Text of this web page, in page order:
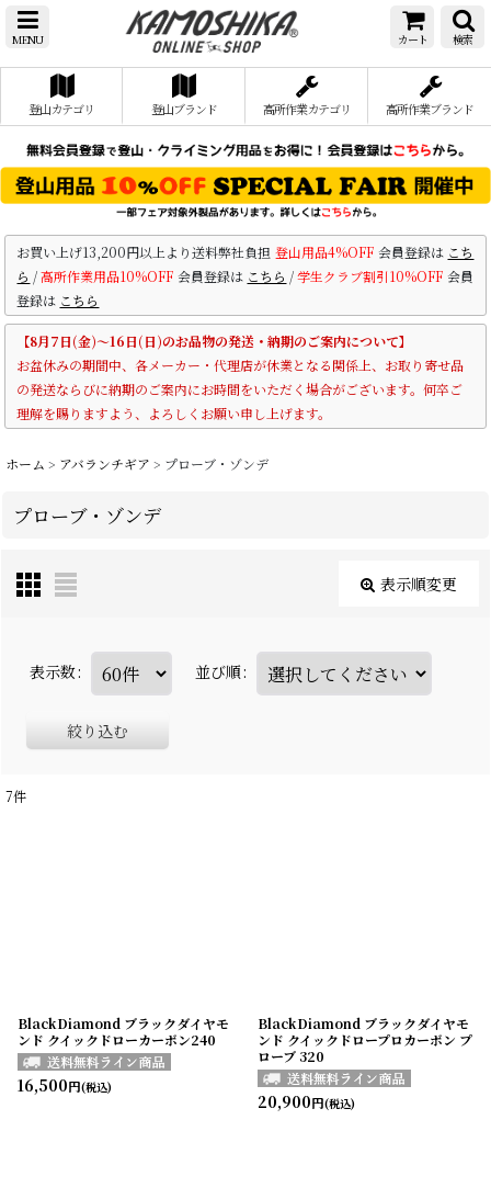
MENU カート 検索
登山カテゴリ 登山ブランド 高所作業カテゴリ 高所作業ブランド
お買い上げ13,200円以上より送料弊社負担 登山用品4%OFF 会員登録は こち
ら /高所作業用品10%OFF 会員登録は こちら /学生クラブ割引10%OFF 会員
登録は こちら
【8月7日(金)～16日(日)のお品物の発送・納期のご案内について】
お盆休みの期間中、各メーカー・代理店が休業となる関係上、お取り寄せ品
の発送ならびに納期のご案内にお時間をいただく場合がございます。何卒ご
理解を賜りますよう、よろしくお願い申し上げます。
ホーム > アバランチギア > プローブ・ゾンデ
プローブ・ゾンデ
表示順変更
表示数: 並び順:
絞り込む
7件
BlackDiamond ブラックダイヤモ
ンド クイックドローカーボン240
16,500円(税込)
BlackDiamond ブラックダイヤモ
ンド クイックドロープロカーボン プ
ローブ 320
20,900円(税込)